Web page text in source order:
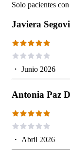
Solo pacientes
Javiera
・ Junio 2026
Antonia Paz
・ Abril 2026